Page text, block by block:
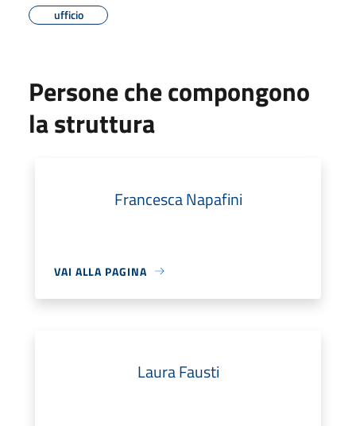
ufficio
Persone che compongono
la struttura
Francesca Napafini
VAI ALLA PAGINA
Laura Fausti